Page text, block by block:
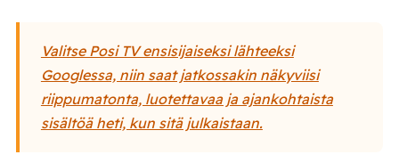
Valitse Posi TV ensisijaiseksi lähteeksi
Googlessa, niin saat jatkossakin näkyviisi
riippumatonta, luotettavaa ja ajankohtaista
sisältöä heti, kun sitä julkaistaan.